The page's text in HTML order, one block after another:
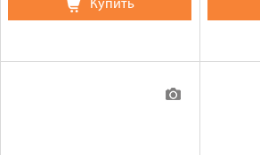
Купить